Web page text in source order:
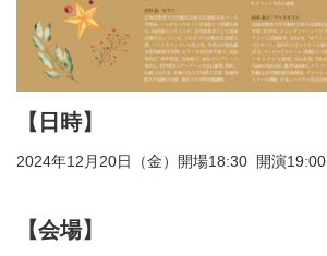
【日時】
2024年12月20日（金）開場18:30 開演19:00
【会場】